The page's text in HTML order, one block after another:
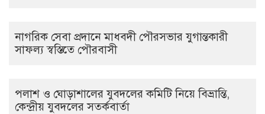
নাগরিক সেবা প্রদানে মাধবদী পৌরসভার যুগান্তকারী
সাফল্য স্বস্তিতে পৌরবাসী
পলাশ ও ঘোড়াশালের যুবদলের কমিটি নিয়ে বিভ্রান্তি,
কেন্দ্রীয় যুবদলের সতর্কবার্তা